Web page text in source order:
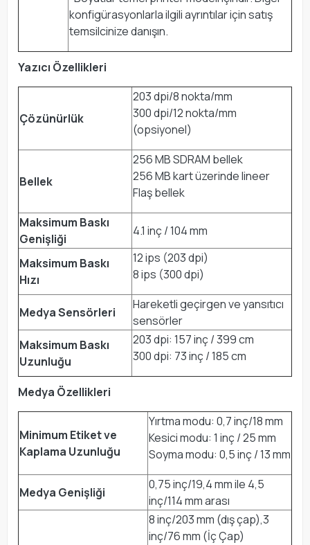
konfigürasyonlarla ilgili ayrıntılar için satış
temsilcinize danışın.
Yazıcı Özellikleri
Çözünürlük
203 dpi/8 nokta/mm
300 dpi/12 nokta/mm
(opsiyonel)
Bellek
256 MB SDRAM bellek
256 MB kart üzerinde lineer
Flaş bellek
Maksimum Baskı
Genişliği
4.1 inç / 104 mm
Maksimum Baskı
Hızı
12 ips (203 dpi)
8 ips (300 dpi)
Medya Sensörleri
Hareketli geçirgen ve yansıtıcı
sensörler
Maksimum Baskı
Uzunluğu
203 dpi: 157 inç / 399 cm
300 dpi: 73 inç / 185 cm
Medya Özellikleri
Minimum Etiket ve
Kaplama Uzunluğu
Yırtma modu: 0,7 inç/18 mm
Kesici modu: 1 inç / 25 mm
Soyma modu: 0,5 inç / 13 mm
Medya Genişliği
0,75 inç/19,4 mm ile 4,5
inç/114 mm arası
8 inç/203 mm (dış çap),3
inç/76 mm (İç Çap)